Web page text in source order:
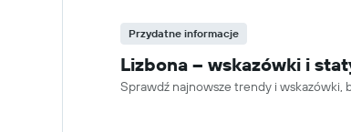
Przydatne informacje
Lizbona – wskazówki i
Sprawdź najnowsze trendy i wskazówki,